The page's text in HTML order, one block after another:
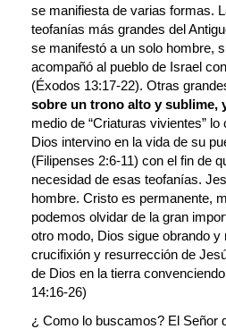
se manifiesta de varias formas.
teofanías más grandes del
se manifestó a un solo hombre,
acompañó al pueblo de Israel
(Éxodos 13:17-22). Otras
sobre un trono alto y sublime,
medio de “Criaturas vivientes”
Dios intervino en la vida de su
(Filipenses 2:6-11) con el fin de
necesidad de esas teofanías.
hombre. Cristo es permanente,
podemos olvidar de la gran
otro modo, Dios sigue obrando
crucifixión y resurrección de
de Dios en la tierra
14:16-26)
¿ Como lo buscamos? El Señor